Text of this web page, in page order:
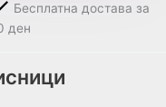
Бесплатна достава за
ден